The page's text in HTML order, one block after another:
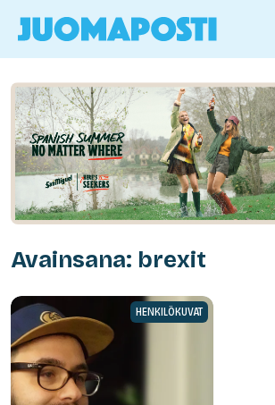
Avainsana: brexit
HENKILÖKUVAT